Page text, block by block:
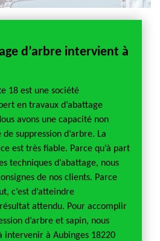
d’arbre intervient à
18 est une société
en travaux d’abattage
avons une capacité non
suppression d’arbre. La
est très fiable. Parce qu’à part
techniques d’abattage, nous
de nos clients. Parce
c’est d’atteindre
attendu. Pour accomplir
d’arbre et sapin, nous
intervenir à Aubinges 18220